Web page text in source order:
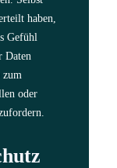
haben,
Gefühl
Daten
zum
oder